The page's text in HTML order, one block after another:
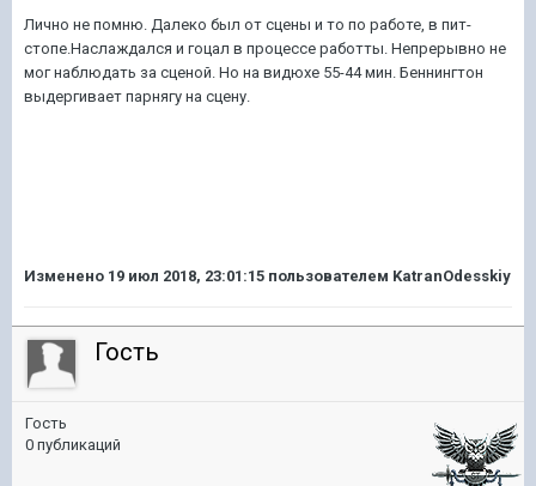
Лично не помню. Далеко был от сцены и то по работе, в пит-
стопе.Наслаждался и гоцал в процессе работты. Непрерывно не
мог наблюдать за сценой. Но на видюхе 55-44 мин. Беннингтон
выдергивает парнягу на сцену.
Изменено 19 июл 2018, 23:01:15 пользователем KatranOdesskiy
Гость
Гость
0 публикаций